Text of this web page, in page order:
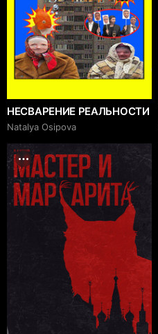
НЕСВАРЕНИЕ РЕАЛЬНОСТИ
Natalya Osipova